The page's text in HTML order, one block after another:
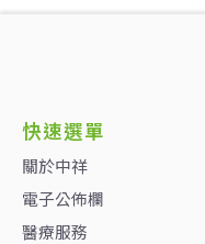
快速選單
關於中祥
電子公佈欄
醫療服務